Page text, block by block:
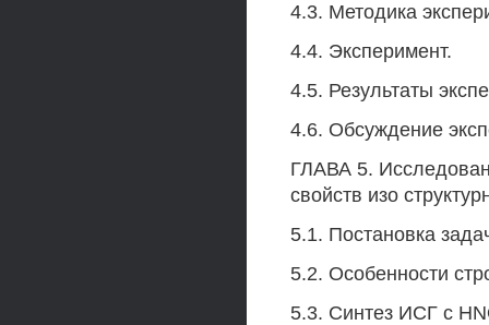
4.3. Методика
4.4. Эксперимент.
4.5. Результаты
4.6. Обсуждение
ГЛАВА 5.
свойств изо
5.1. Постановка
5.2. Особенности
5.3. Синтез ИСГ с